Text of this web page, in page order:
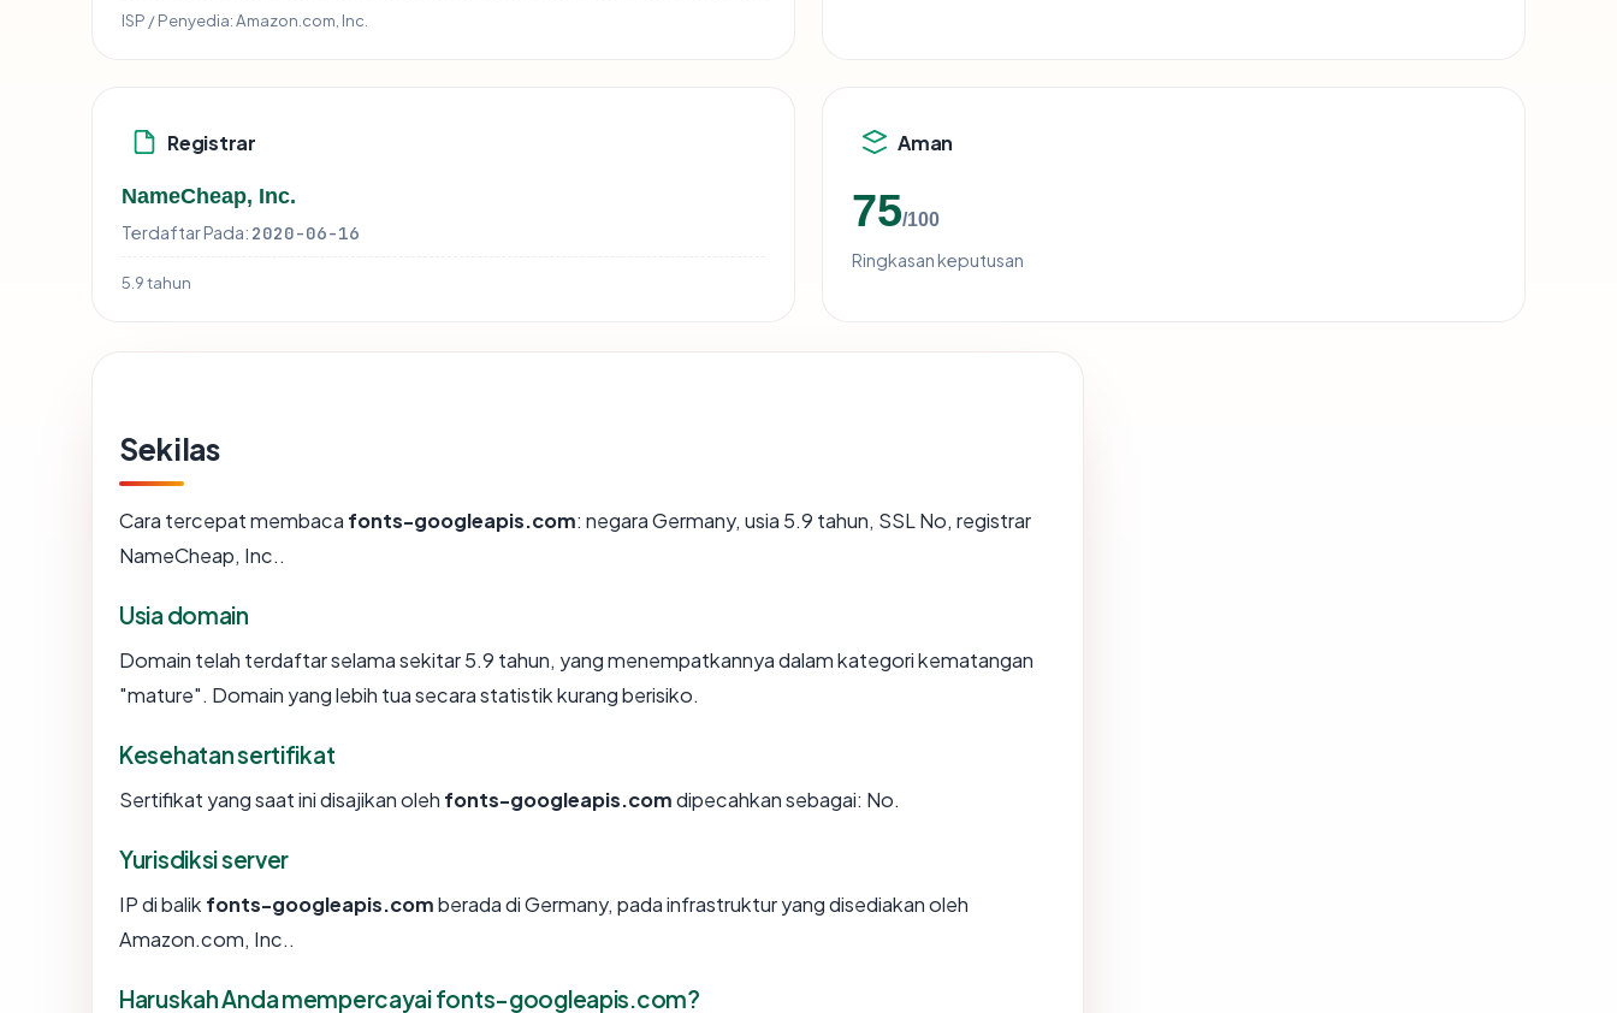
ISP / Penyedia:Amazon.com, Inc.
Registrar
NameCheap, Inc.
Terdaftar Pada: 2020-06-16
5.9 tahun
Aman
75/100
Ringkasan keputusan
Sekilas
Cara tercepat membaca fonts-googleapis.com: negara Germany, usia 5.9 tahun, SSL No, registrar
NameCheap, Inc..
Usia domain
Domain telah terdaftar selama sekitar 5.9 tahun, yang menempatkannya dalam kategori kematangan
"mature". Domain yang lebih tua secara statistik kurang berisiko.
Kesehatan sertifikat
Sertifikat yang saat ini disajikan oleh fonts-googleapis.comdipecahkan sebagai: No.
Yurisdiksi server
IP di balik fonts-googleapis.comberada di Germany, pada infrastruktur yang disediakan oleh
Amazon.com, Inc..
Haruskah Anda mempercayai fonts-googleapis.com?